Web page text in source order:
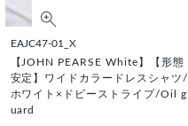
EAJC47-01_X
【JOHN PEARSE White】【形態
安定】ワイドカラードレスシャツ/
ホワイト×ドビーストライプ/Oil g
uard